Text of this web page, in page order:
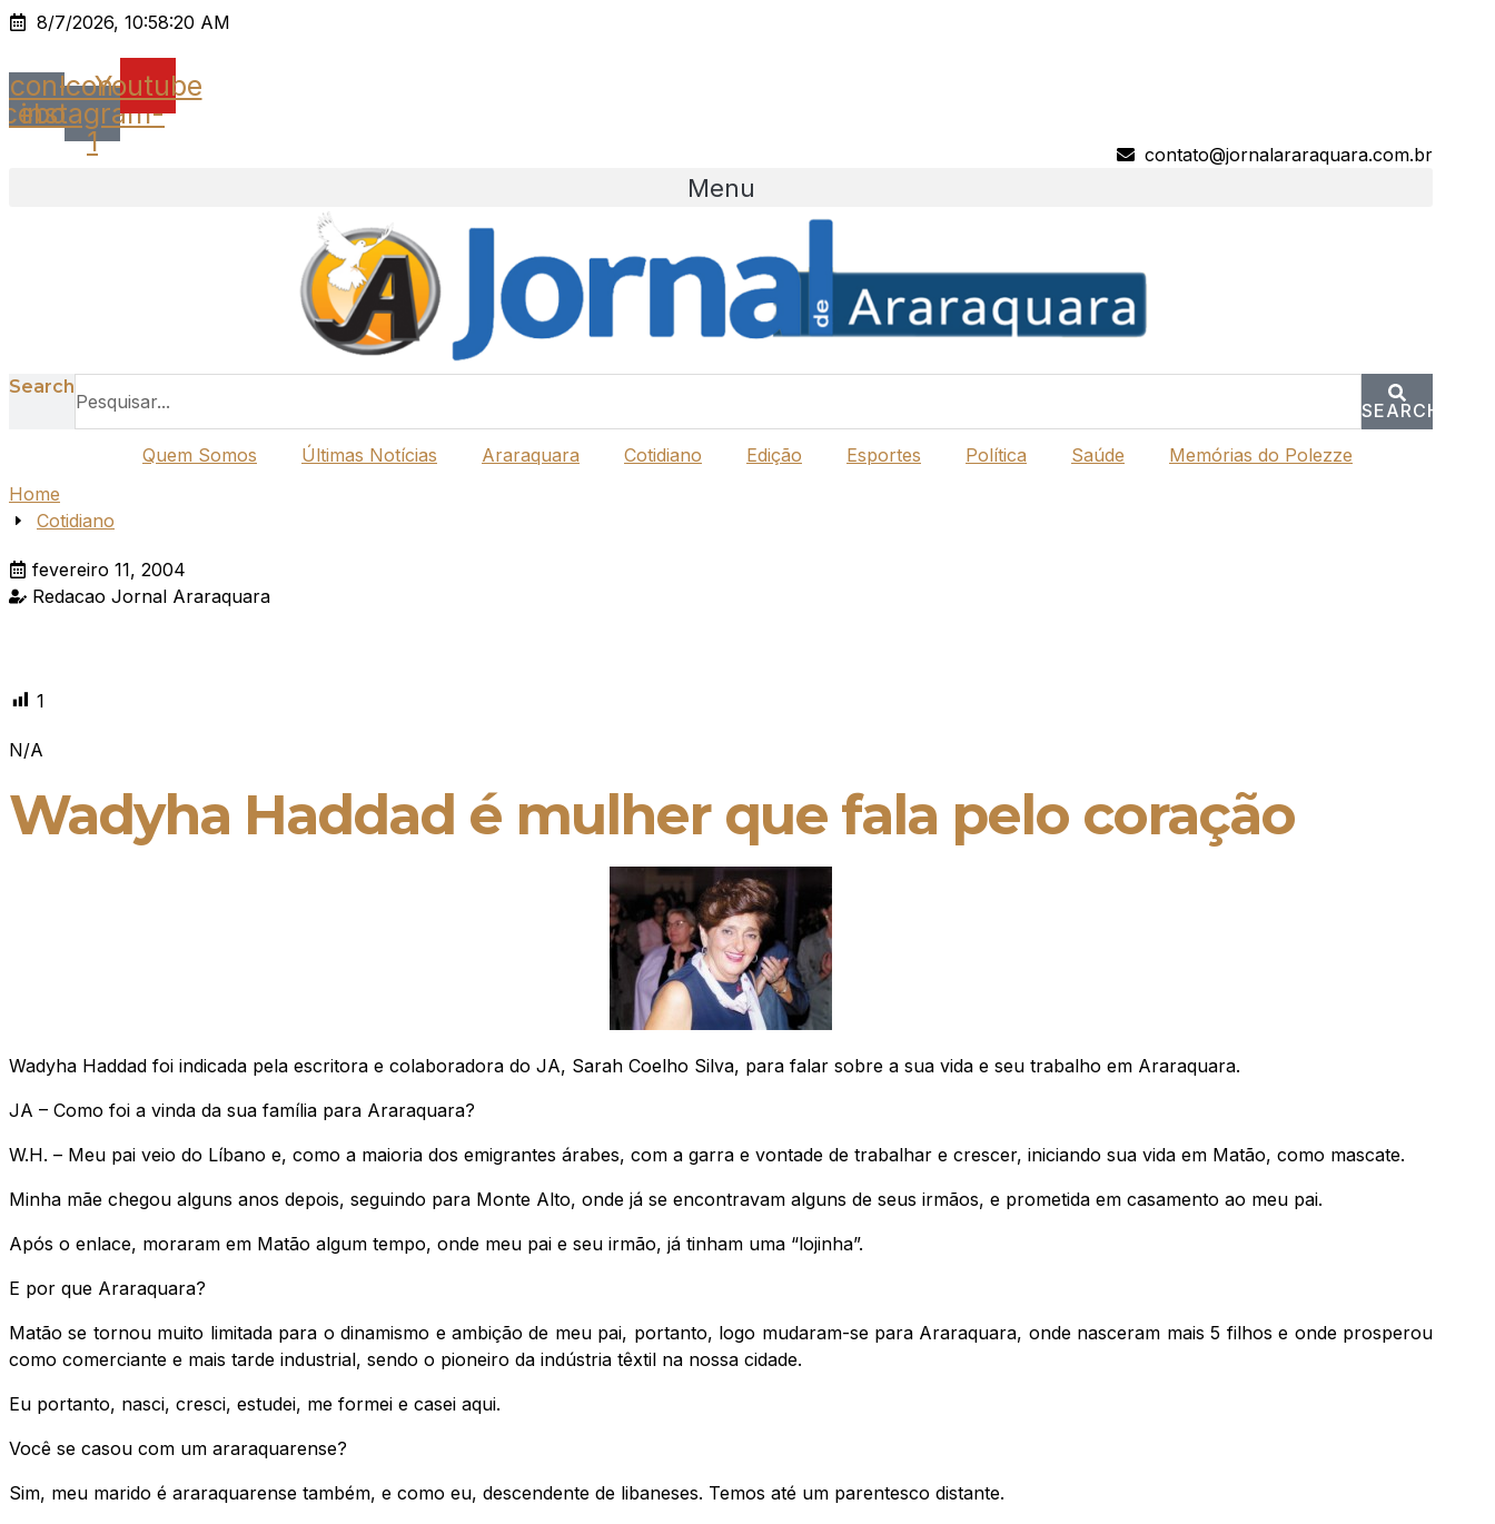
Ir
o
conteúdo
8/7/2026, 10:58:20 AM
Icon-Icon-
instagram-
1
Youtube
contato@jornalararaquara.com.br
Menu
Search
SEARCH
Quem Somos
Últimas Notícias Araraquara Cotidiano Edição Esportes Política Saúde
Memórias do Polezze
Home
Cotidiano
fevereiro 11, 2004
Redacao Jornal Araraquara
1
N/A
Wadyha Haddad é mulher que fala pelo coração
Wadyha Haddad foi indicada pela escritora e colaboradora do JA, Sarah Coelho Silva, para falar sobre a sua vida e seu trabalho em Araraquara.
JA – Como foi a vinda da sua família para Araraquara?
W.H. – Meu pai veio do Líbano e, como a maioria dos emigrantes árabes, com a garra e vontade de trabalhar e crescer, iniciando sua vida em Matão, como mascate.
Minha mãe chegou alguns anos depois, seguindo para Monte Alto, onde já se encontravam alguns de seus irmãos, e prometida em casamento ao meu pai.
Após o enlace, moraram em Matão algum tempo, onde meu pai e seu irmão, já tinham uma “lojinha”.
E por que Araraquara?
Matão se tornou muito limitada para o dinamismo e ambição de meu pai, portanto, logo mudaram-se para Araraquara, onde nasceram mais 5 filhos e onde prosperou
como comerciante e mais tarde industrial, sendo o pioneiro da indústria têxtil na nossa cidade.
Eu portanto, nasci, cresci, estudei, me formei e casei aqui.
Você se casou com um araraquarense?
Sim, meu marido é araraquarense também, e como eu, descendente de libaneses. Temos até um parentesco distante.